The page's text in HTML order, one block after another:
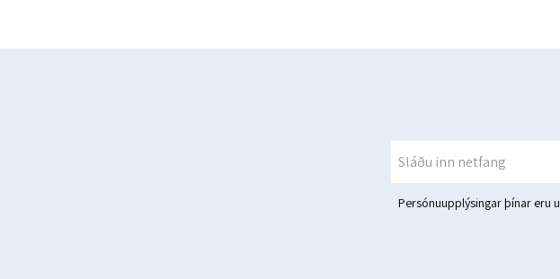
Persónuupplýsingar þínar eru